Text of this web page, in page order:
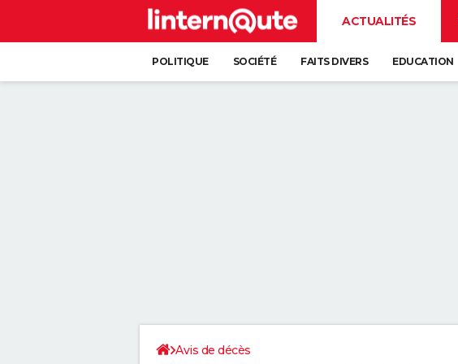
ACTUALITÉS
POLITIQUE SOCIÉTÉ FAITS DIVERS EDUCATION
Avis de décès